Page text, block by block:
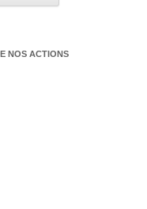
NOS ACTIONS